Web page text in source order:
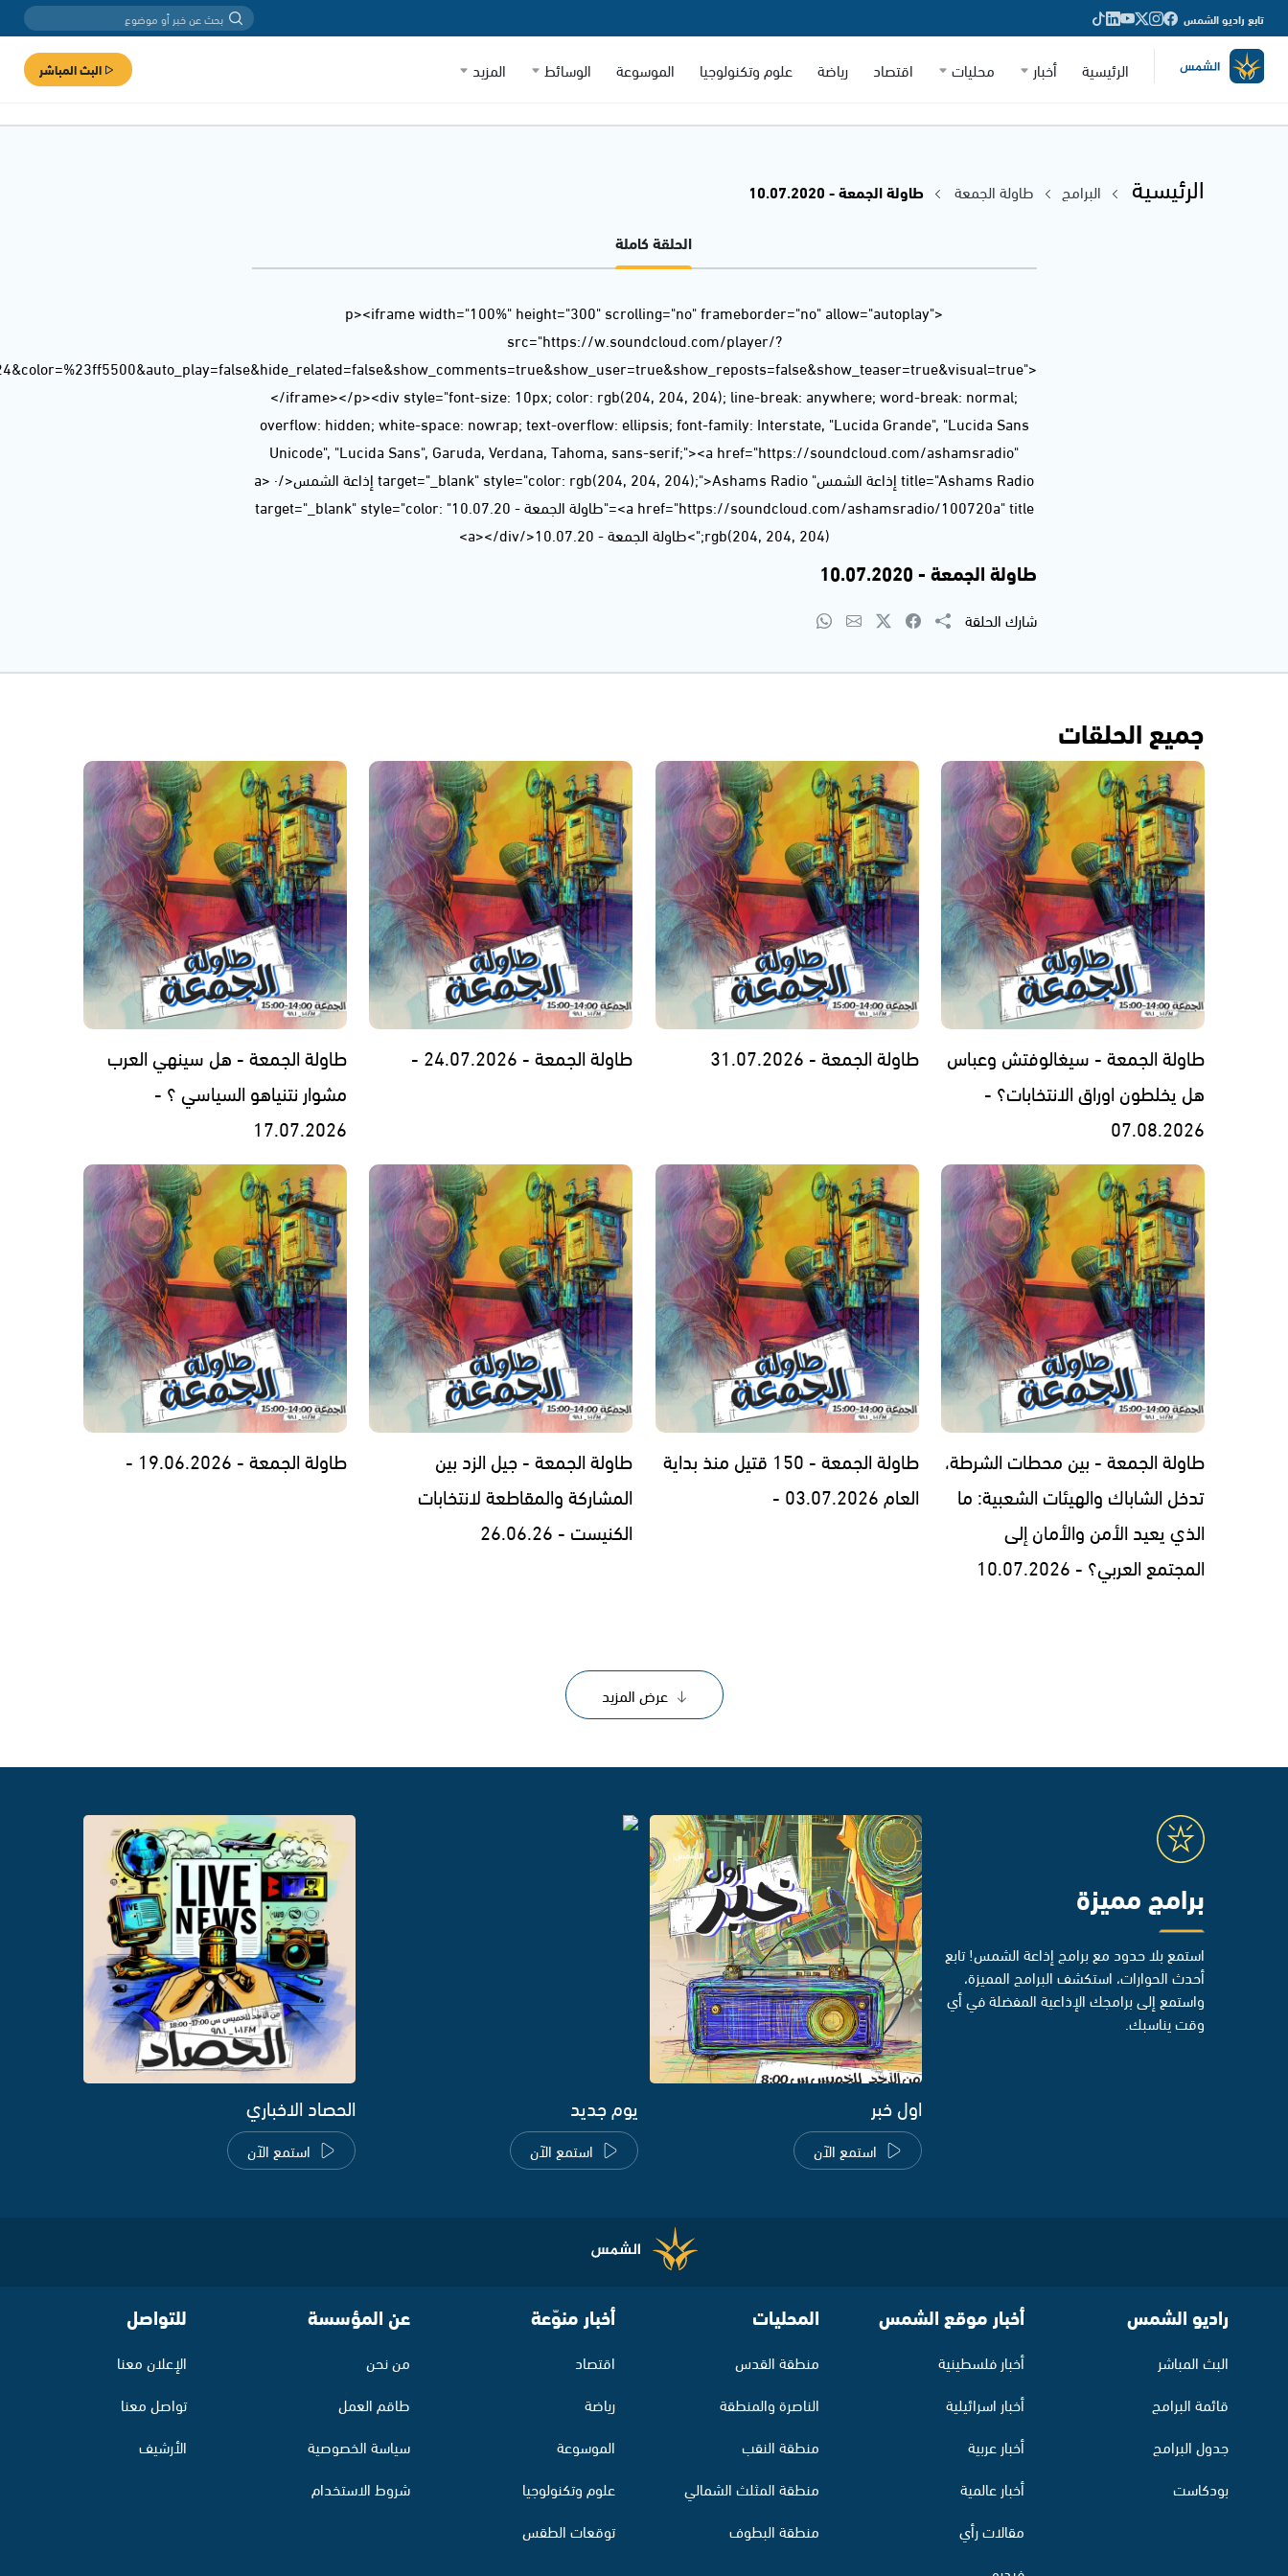
تابع راديو الشمس
الرئيسية أخبار محليات اقتصاد رياضة علوم وتكنولوجيا الموسوعة الوسائط المزيد البث المباشر
الرئيسية البرامج طاولة الجمعة
طاولة الجمعة - 10.07.2020
الحلقة كاملة
<p><iframe width="100%" height="300" scrolling="no" frameborder="no" allow="autoplay"
src="https://w.soundcloud.com/player/?
</iframe></p><div style="font-size: 10px; color: rgb(204, 204, 204); line-break: anywhere; word-break: normal;
overflow: hidden; white-space: nowrap; text-overflow: ellipsis; font-family: Interstate, "Lucida Grande", "Lucida Sans
Unicode", "Lucida Sans", Garuda, Verdana, Tahoma, sans-serif;"><a href="https://soundcloud.com/ashamsradio"
title="Ashams Radio إذاعة الشمس" target="_blank" style="color: rgb(204, 204, 204);">Ashams Radio إذاعة الشمس</a> ·
<a href="https://soundcloud.com/ashamsradio/100720a" title="طاولة الجمعة - 10.07.20" target="_blank" style="color:
rgb(204, 204, 204);">طاولة الجمعة - 10.07.20</a></div>
طاولة الجمعة - 10.07.2020
شارك الحلقة
جميع الحلقات
طاولة الجمعة - سيغالوفتش وعباس
هل يخلطون اوراق الانتخابات؟ -
07.08.2026
طاولة الجمعة - 31.07.2026 طاولة الجمعة - 24.07.2026 -
طاولة الجمعة - هل سينهي العرب
مشوار نتنياهو السياسي ؟ -
17.07.2026
طاولة الجمعة - بين محطات الشرطة،
تدخل الشاباك والهيئات الشعبية: ما
الذي يعيد الأمن والأمان إلى
المجتمع العربي؟ - 10.07.2026
طاولة الجمعة - 150 قتيل منذ بداية
العام 03.07.2026 -
طاولة الجمعة - جيل الزد بين
المشاركة والمقاطعة لانتخابات
الكنيست - 26.06.26
طاولة الجمعة - 19.06.2026 -
عرض المزيد
برامج مميزة
استمع بلا حدود مع برامج إذاعة الشمس! تابع
أحدث الحوارات، استكشف البرامج المميزة،
واستمع إلى برامجك الإذاعية المفضلة في أي
وقت يناسبك.
اول خبر
استمع الآن
يوم جديد
استمع الآن
الحصاد الاخباري
استمع الآن
راديو الشمس
البث المباشر
قائمة البرامج
جدول البرامج
بودكاست
أخبار موقع الشمس
أخبار فلسطينية
أخبار اسرائيلية
أخبار عربية
أخبار عالمية
مقالات رأي
المحليات
منطقة القدس
الناصرة والمنطقة
منطقة النقب
منطقة المثلث الشمالي
منطقة البطوف
أخبار منوّعة
اقتصاد
رياضة
الموسوعة
علوم وتكنولوجيا
توقعات الطقس
عن المؤسسة
من نحن
طاقم العمل
سياسة الخصوصية
شروط الاستخدام
للتواصل
الإعلان معنا
تواصل معنا
الأرشيف